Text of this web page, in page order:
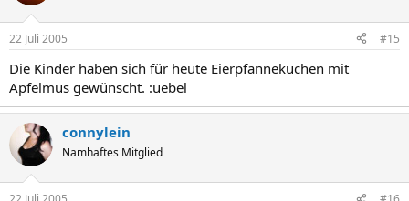
22 Juli 2005 #15
Die Kinder haben sich für heute Eierpfannekuchen mit
Apfelmus gewünscht. :uebel
connylein
Namhaftes Mitglied